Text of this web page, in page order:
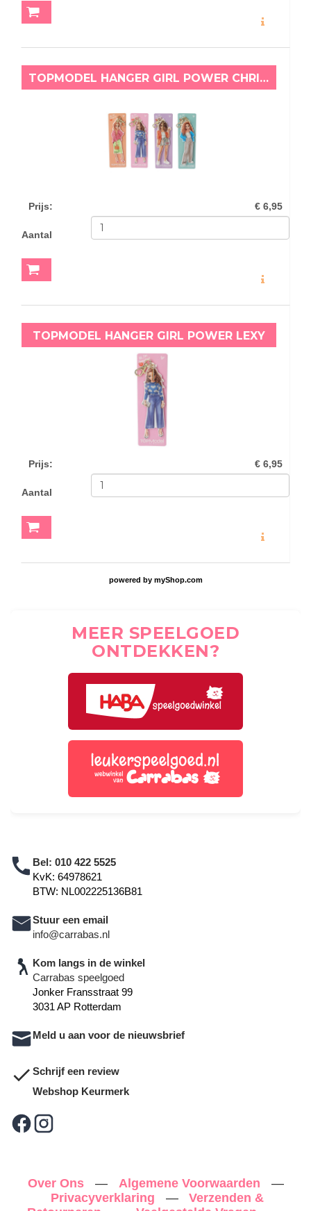
TOPMODEL HANGER GIRL POWER CHRISTY
Prijs: € 6,95
Aantal
TOPMODEL HANGER GIRL POWER LEXY
Prijs: € 6,95
Aantal
powered by myShop.com
MEER SPEELGOED
ONTDEKKEN?
Bel: 010 422 5525
KvK: 64978621
BTW: NL002225136B81
Stuur een email
info@carrabas.nl
Kom langs in de winkel
Carrabas speelgoed
Jonker Fransstraat 99
3031 AP Rotterdam
Meld u aan voor de nieuwsbrief
Schrijf een review
Webshop Keurmerk
Over Ons — Algemene Voorwaarden
—
Privacyverklaring
—
Verzenden &